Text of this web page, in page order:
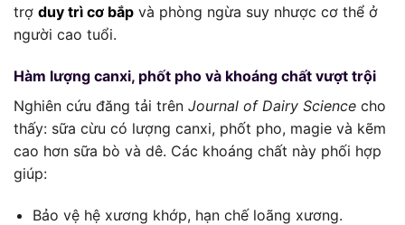
trợ duy trì cơ bắp và phòng ngừa suy nhược cơ thể ở
người cao tuổi.
Hàm lượng canxi, phốt pho và khoáng chất vượt trội
Nghiên cứu đăng tải trên Journal of Dairy Science cho
thấy: sữa cừu có lượng canxi, phốt pho, magie và kẽm
cao hơn sữa bò và dê. Các khoáng chất này phối hợp
giúp:
Bảo vệ hệ xương khớp, hạn chế loãng xương.